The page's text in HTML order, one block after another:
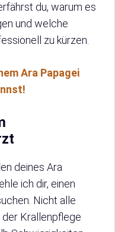
du, warum es
und welche
zu kürzen.
Ara Papagei
deines Ara
ich dir, einen
Nicht alle
Krallenpflege